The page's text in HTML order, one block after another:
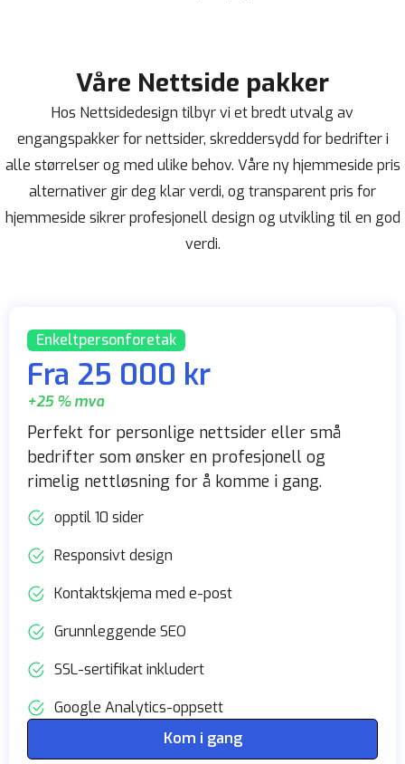
Våre Nettside pakker
Hos Nettsidedesign tilbyr vi et bredt utvalg av
engangspakker for nettsider, skreddersydd for bedrifter i
alle størrelser og med ulike behov. Våre ny hjemmeside pris
alternativer gir deg klar verdi, og transparent pris for
hjemmeside sikrer profesjonell design og utvikling til en god
verdi.
Enkeltpersonforetak
Fra 25 000 kr
+25 % mva
Perfekt for personlige nettsider eller små
bedrifter som ønsker en profesjonell og
rimelig nettløsning for å komme i gang.
opptil 10 sider
Responsivt design
Kontaktskjema med e-post
Grunnleggende SEO
SSL-sertifikat inkludert
Google Analytics-oppsett
Kom i gang